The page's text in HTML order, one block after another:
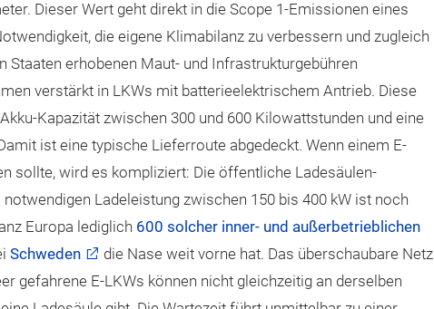
Dieser Wert geht direkt in die Scope 1-Emissionen eines
die eigene Klimabilanz zu verbessern und zugleich
Staaten erhobenen Maut- und Infrastrukturgebühren
verstärkt in LKWs mit batterieelektrischem Antrieb. Diese
Kapazität zwischen 300 und 600 Kilowattstunden und eine
ist eine typische Lieferroute abgedeckt. Wenn einem E-
sollte, wird es kompliziert: Die öffentliche Ladesäulen-
Ladeleistung zwischen 150 bis 400 kW ist noch
Europa lediglich 600 solcher inner- und außerbetrieblichen
Schweden
die Nase weit vorne hat. Das überschaubare Netz
gefahrene E-LKWs können nicht gleichzeitig an derselben